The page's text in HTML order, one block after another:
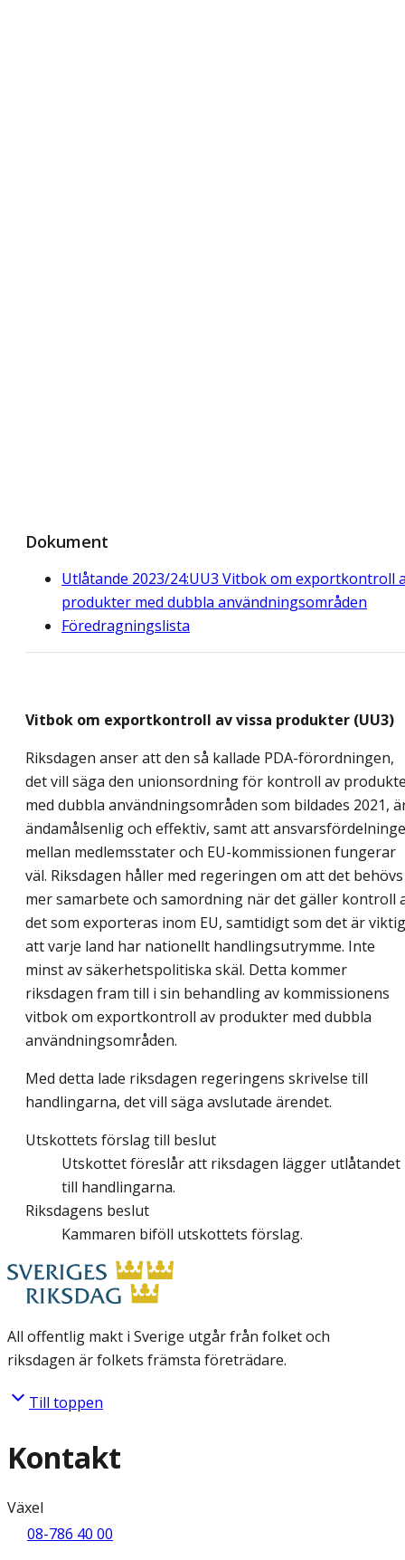
Dokument
Utlåtande 2023/24:UU3 Vitbok om exportkontroll
produkter med dubbla användningsområden
Föredragningslista
Vitbok om exportkontroll av vissa produkter (UU3)
Riksdagen anser att den så kallade PDA-förordningen,
det vill säga den unionsordning för kontroll av
med dubbla användningsområden som bildades 2021,
ändamålsenlig och effektiv, samt att
mellan medlemsstater och EU-kommissionen fungerar
väl. Riksdagen håller med regeringen om att det behövs
mer samarbete och samordning när det gäller kontroll
det som exporteras inom EU, samtidigt som det är
att varje land har nationellt handlingsutrymme. Inte
minst av säkerhetspolitiska skäl. Detta kommer
riksdagen fram till i sin behandling av kommissionens
vitbok om exportkontroll av produkter med dubbla
användningsområden.
Med detta lade riksdagen regeringens skrivelse till
handlingarna, det vill säga avslutade ärendet.
Utskottets förslag till beslut
Utskottet föreslår att riksdagen lägger utlåtandet
till handlingarna.
Riksdagens beslut
Kammaren biföll utskottets förslag.
All offentlig makt i Sverige utgår från folket och
riksdagen är folkets främsta företrädare.
Till toppen
Kontakt
Växel
08-786 40 00